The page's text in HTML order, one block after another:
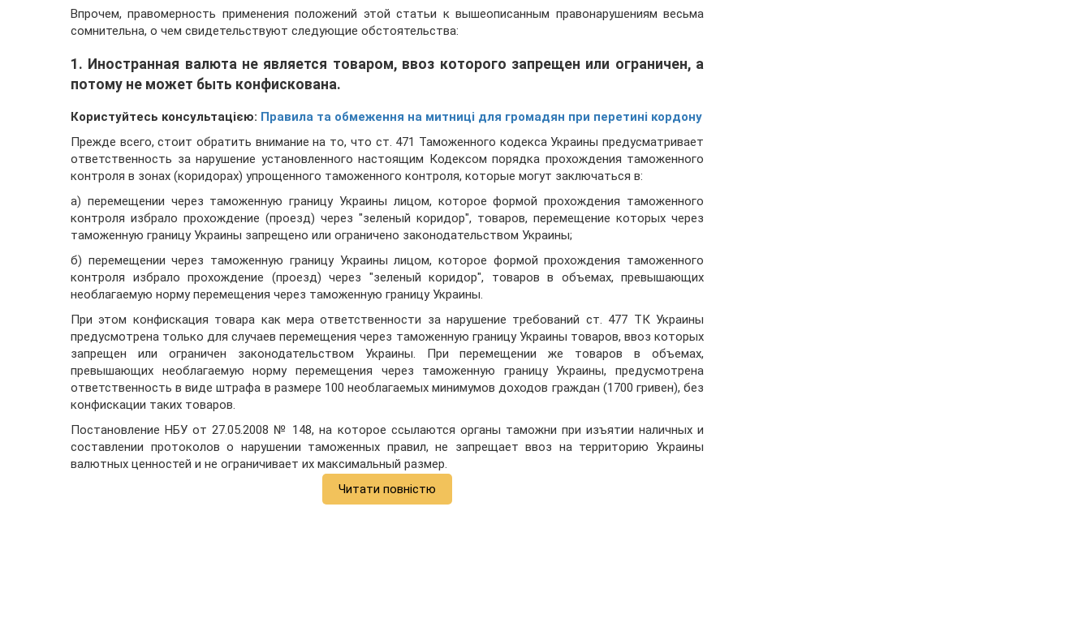
Впрочем, правомерность применения положений этой статьи к вышеописанным правонарушениям весьма
сомнительна, о чем свидетельствуют следующие обстоятельства:
1. Иностранная валюта не является товаром, ввоз которого запрещен или ограничен, а
потому не может быть конфискована.
Користуйтесь консультацією: Правила та обмеження на митниці для громадян при перетині кордону
Прежде всего, стоит обратить внимание на то, что ст. 471 Таможенного кодекса Украины предусматривает
ответственность за нарушение установленного настоящим Кодексом порядка прохождения таможенного
контроля в зонах (коридорах) упрощенного таможенного контроля, которые могут заключаться в:
а) перемещении через таможенную границу Украины лицом, которое формой прохождения таможенного
контроля избрало прохождение (проезд) через "зеленый коридор", товаров, перемещение которых через
таможенную границу Украины запрещено или ограничено законодательством Украины;
б) перемещении через таможенную границу Украины лицом, которое формой прохождения таможенного
контроля избрало прохождение (проезд) через "зеленый коридор", товаров в объемах, превышающих
необлагаемую норму перемещения через таможенную границу Украины.
При этом конфискация товара как мера ответственности за нарушение требований ст. 477 ТК Украины
предусмотрена только для случаев перемещения через таможенную границу Украины товаров, ввоз которых
запрещен или ограничен законодательством Украины. При перемещении же товаров в объемах,
превышающих необлагаемую норму перемещения через таможенную границу Украины, предусмотрена
ответственность в виде штрафа в размере 100 необлагаемых минимумов доходов граждан (1700 гривен), без
конфискации таких товаров.
Постановление НБУ от 27.05.2008 № 148, на которое ссылаются органы таможни при изъятии наличных и
составлении протоколов о нарушении таможенных правил, не запрещает ввоз на территорию Украины
валютных ценностей и не ограничивает их максимальный размер.
Читати повністю